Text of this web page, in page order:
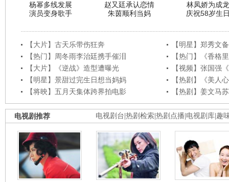
杨幂多线发展
演员变身歌手
赵又廷承认恋情
朱茵顺利当妈
林凤娇为成龙
庆祝58岁生
【大片】古天乐带伤狂奔
【明星】郑秀文
【热门】周冬雨李治廷携手催泪
【热门】《香格
【大片】《逆战》造型遭曝光
【视频】张国强
【明星】景甜过完生日想当妈妈
【热剧】《美人
【将映】五月天集体跨界拍电影
【热剧】姜文马
电视剧台 热剧检索 热剧点播 电视剧库 趣
电视剧推荐